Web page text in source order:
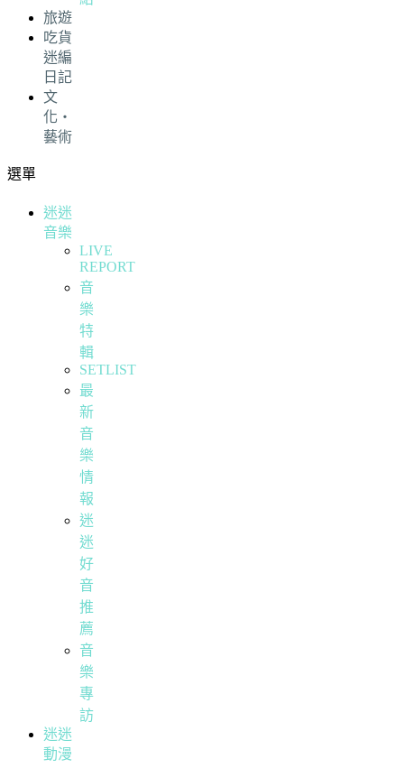
旅遊
吃貨
迷編
日記
文
化・
藝術
選單
迷迷
音樂
LIVE
REPORT
音
樂
特
輯
SETLIST
最
新
音
樂
情
報
迷
迷
好
音
推
薦
音
樂
專
訪
迷迷
動漫